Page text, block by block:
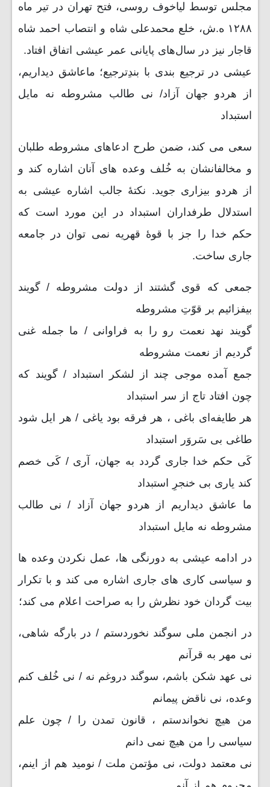
مجلس توسط لیاخوف روسی، فتح تهران در تیر ماه
۱۲۸۸ ه.ش، خلع محمدعلی شاه و انتصاب احمد شاه
قاجار نیز در سال‌های پایانی عمر عیشی اتفاق افتاد.
عیشی در ترجیع بندی با بندِترجیع؛ ماعاشق دیداریم،
از هردو جهان آزاد/ نی طالب مشروطه نه مایل
استبداد
سعی می کند، ضمن طرح ادعاهای مشروطه طلبان
و مخالفانشان به خُلف وعده های آنان اشاره کند و
از هردو بیزاری جوید. نکتۀ جالب اشاره عیشی به
استدلال طرفداران استبداد در این مورد است که
حکم خدا را جز با قوۀ قهریه نمی توان در جامعه
جاری ساخت.
جمعی که قوی گشتند از دولت مشروطه / گویند
بیفزائیم بر قوّتِ مشروطه
گویند نهد نعمت رو را به فراوانی / ما جمله غنی
گردیم از نعمت مشروطه
جمع آمده موجی چند از لشکر استبداد / گویند که
چون افتاد تاج‌ از سر استبداد
هر طایفه‌ای باغی ، هر فرقه بود یاغی / هر ایل شود
طاغی بی سَروَر استبداد
کَی حکم خدا جاری گردد به جهان، آری / کَی خصم
کند یاری بی خنجرِ استبداد
ما عاشق دیداریم از هردو جهان آزاد / نی طالب
مشروطه نه مایل استبداد
در ادامه عیشی به دورنگی ها، عمل نکردن وعده ها
و سیاسی کاری های جاری اشاره می کند و با تکرار
بیت گردان خود نظرش را به صراحت اعلام می کند؛
در انجمن ملی سوگند نخوردستم / در بارگه شاهی،
نی مهر به قرآنم
نی عهد شکن باشم، سوگند دروغم نه / نی خُلف کنم
وعده، نی ناقض پیمانم
من هیچ نخواندستم ، قانون تمدن را / چون علم
سیاسی را من هیچ نمی دانم
نی معتمد دولت، نی مؤتمن ملت / نومید هم از اینم،